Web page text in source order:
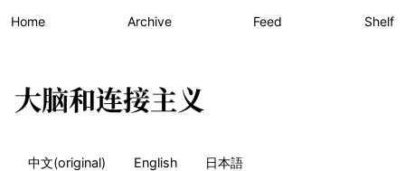
Home Archive Feed Shelf
大脑和连接主义
中文(original) English 日本語